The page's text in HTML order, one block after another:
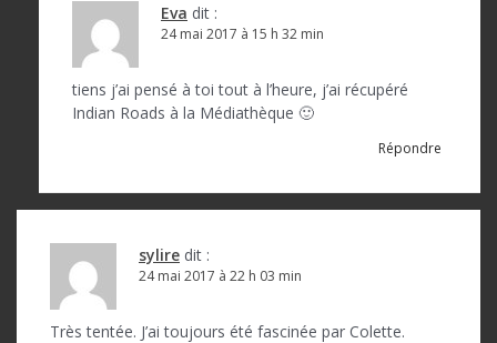
Eva dit :
24 mai 2017 à 15 h 32 min
tiens j’ai pensé à toi tout à l’heure, j’ai récupéré
Indian Roads à la Médiathèque 🙂
Répondre
sylire dit :
24 mai 2017 à 22 h 03 min
Très tentée. J’ai toujours été fascinée par Colette.